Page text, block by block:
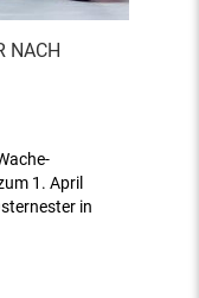
NACH
1. April
in